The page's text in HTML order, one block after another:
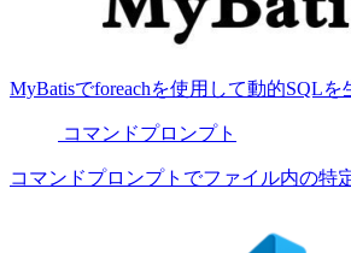
MyBatisでforeachを使用して動的SQLを
コマンドプロンプト
コマンドプロンプトでファイル内の特